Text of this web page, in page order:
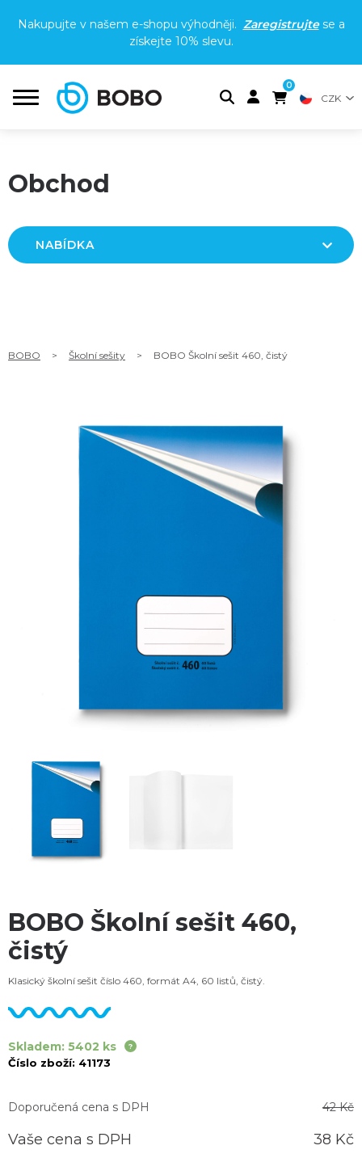
Nakupujte v našem e-shopu výhodněji. Zaregistrujtese a
získejte 10% slevu.
0
CZK
Obchod
NABÍDKA
BOBO > Školní sešity > BOBO Školní sešit 460, čistý
BOBO Školní sešit 460,
čistý
Klasický školní sešit číslo 460, formát A4, 60 listů, čistý.
Skladem: 5402 ks
Číslo zboží: 41173
Doporučená cena s DPH 42 Kč
Vaše cena s DPH 38 Kč